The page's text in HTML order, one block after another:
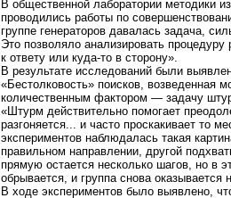
В общественной лаборатории методики
проводились работы по
группе генераторов давалась задача,
Это позволяло анализировать
к ответу или куда-то в сторону».
В результате исследований были
«Бестолковость» поисков, возведенная
количественным фактором — задачу
«Штурм действительно помогает
разгоняется... и часто проскакивает то
экспериментов наблюдалась такая
правильном направлении, другой
прямую остается несколько шагов, но в
обрывается, и группа снова оказывается
В ходе экспериментов было выявлено,